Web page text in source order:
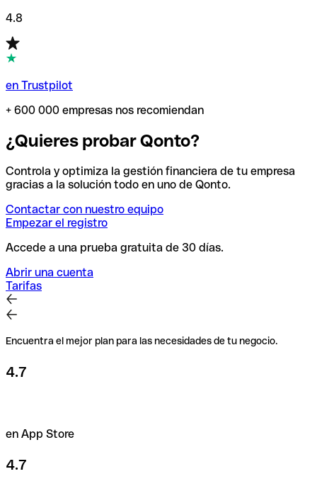
4.8
en Trustpilot
+ 600 000 empresas nos recomiendan
¿Quieres probar Qonto?
Controla y optimiza la gestión financiera de tu empresa
gracias a la solución todo en uno de Qonto.
Contactar con nuestro equipo
Empezar el registro
Accede a una prueba gratuita de 30 días.
Abrir una cuenta
Tarifas
Encuentra el mejor plan para las necesidades de tu negocio.
4.7
en App Store
4.7